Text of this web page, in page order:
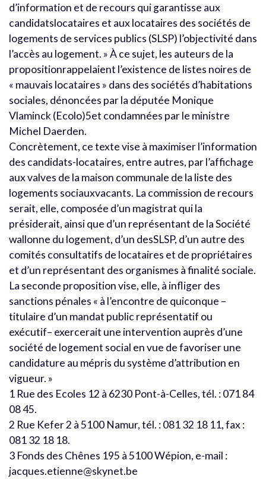
d’information et de recours qui garantisse aux
candidatslocataires et aux locataires des sociétés de
logements de services publics (SLSP) l’objectivité dans
l’accès au logement. » À ce sujet, les auteurs de la
propositionrappelaient l’existence de listes noires de
« mauvais locataires » dans des sociétés d’habitations
sociales, dénoncées par la députée Monique
Vlaminck (Ecolo)5et condamnées par le ministre
Michel Daerden.
Concrètement, ce texte vise à maximiser l’information
des candidats-locataires, entre autres, par l’affichage
aux valves de la maison communale de la liste des
logements sociauxvacants. La commission de recours
serait, elle, composée d’un magistrat qui la
présiderait, ainsi que d’un représentant de la Société
wallonne du logement, d’un desSLSP, d’un autre des
comités consultatifs de locataires et de propriétaires
et d’un représentant des organismes à finalité sociale.
La seconde proposition vise, elle, à infliger des
sanctions pénales « à l’encontre de quiconque –
titulaire d’un mandat public représentatif ou
exécutif– exercerait une intervention auprès d’une
société de logement social en vue de favoriser une
candidature au mépris du système d’attribution en
vigueur. »
1 Rue des Ecoles 12 à 6230 Pont-à-Celles, tél. : 071 84
08 45.
2 Rue Kefer 2 à 5100 Namur, tél. : 081 32 18 11, fax :
081 32 18 18.
3 Fonds des Chênes 195 à 5100 Wépion, e-mail :
jacques.etienne@skynet.be